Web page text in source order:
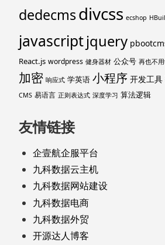
dedecmsdivcss ecshop
javascriptjquery
React.js wordpress 健身器材 公众号 再也不
加密 响应式 学英语 小程序 开发工具
CMS 易语言 正则表达式 深度学习 算法逻辑
友情链接
企壹航企服平台
九科数据云主机
九科数据网站建设
九科数据电商
九科数据外贸
开源达人博客